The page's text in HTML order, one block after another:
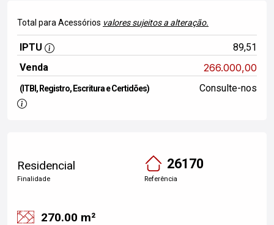
Total para Acessórios valores sujeitos a alteração.
IPTU
89,51
Venda
266.000,00
(ITBI, Registro, Escritura e Certidões) Consulte-nos
Residencial
Finalidade
26170
Referência
270.00 m²